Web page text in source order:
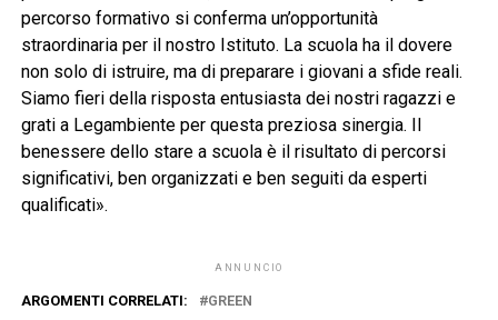
percorso formativo si conferma un’opportunità
straordinaria per il nostro Istituto. La scuola ha il dovere
non solo di istruire, ma di preparare i giovani a sfide reali.
Siamo fieri della risposta entusiasta dei nostri ragazzi e
grati a Legambiente per questa preziosa sinergia. Il
benessere dello stare a scuola è il risultato di percorsi
significativi, ben organizzati e ben seguiti da esperti
qualificati».
ANNUNCIO
ARGOMENTI CORRELATI: GREEN